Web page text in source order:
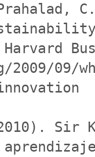
09/
Sir